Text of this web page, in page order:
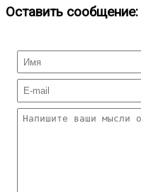
Оставить сообщение: